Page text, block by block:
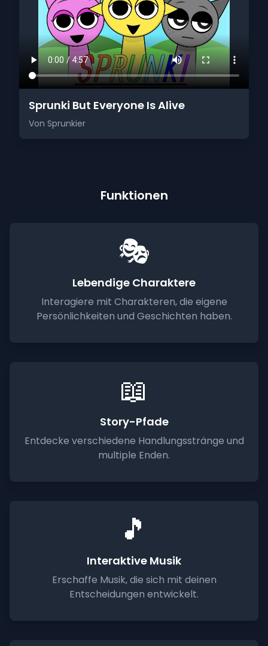
Sprunki But Everyone Is Alive
Von Sprunkier
Funktionen
🎭
Lebendige Charaktere
Interagiere mit Charakteren, die eigene
Persönlichkeiten und Geschichten haben.
📖
Story-Pfade
Entdecke verschiedene Handlungsstränge und
multiple Enden.
🎵
Interaktive Musik
Erschaffe Musik, die sich mit deinen
Entscheidungen entwickelt.